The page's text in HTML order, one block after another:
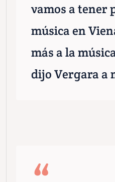
vamos a tener
música en
más a la
dijo Vergara a